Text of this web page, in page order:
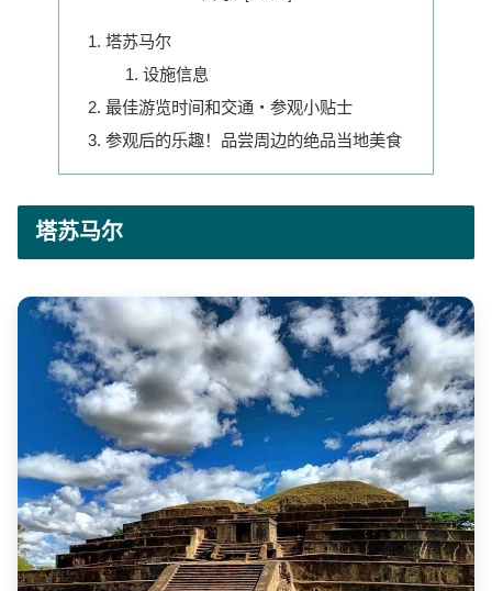
塔苏马尔
设施信息
最佳游览时间和交通・参观小贴士
参观后的乐趣！品尝周边的绝品当地美食
塔苏马尔